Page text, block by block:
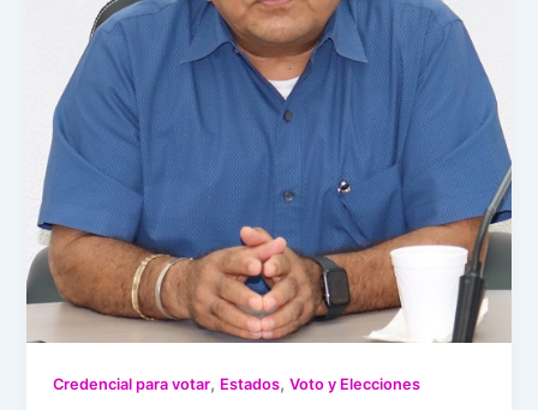
Credencial para votar, Estados,Voto y Elecciones